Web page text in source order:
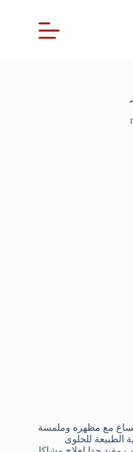
مع مظهره وملمسة
الطبيعة للحلوى